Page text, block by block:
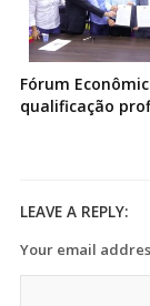
Fórum
qualificação
LEAVE A REPLY:
Your email